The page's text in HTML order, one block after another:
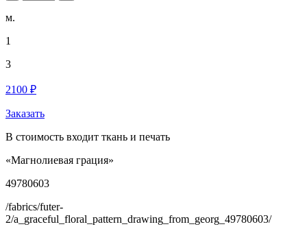
м.
1
3
2100 ₽
Заказать
В стоимость входит ткань и печать
«Магнолиевая грация»
49780603
/fabrics/futer-
2/a_graceful_floral_pattern_drawing_from_georg_49780603/